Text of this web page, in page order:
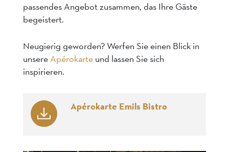
passendes Angebot zusammen, das Ihre Gäste
begeistert.
Neugierig geworden? Werfen Sie einen Blick in
unsereApérokarte und lassen Sie sich
inspirieren.
Apérokarte Emils Bistro